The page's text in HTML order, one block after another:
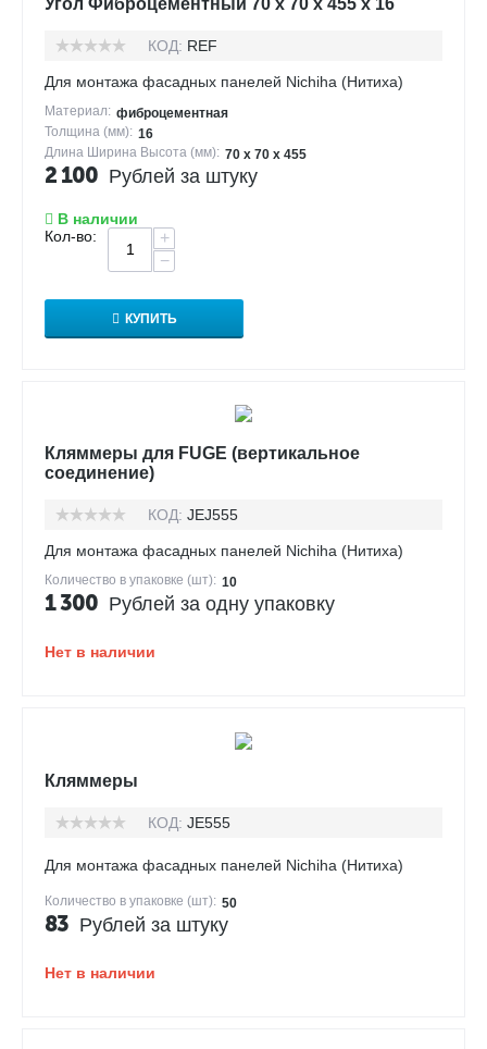
КОД: REF
Для монтажа фасадных панелей Nichiha (Нитиха)
Материал: фиброцементная
Толщина (мм): 16
Длина Ширина Высота (мм): 70 х 70 х 455
2 100 Рублей за штуку
В наличии
Кол-во:
+
−
КУПИТЬ
Кляммеры для FUGE (вертикальное
соединение)
КОД: JEJ555
Для монтажа фасадных панелей Nichiha (Нитиха)
Количество в упаковке (шт): 10
1 300 Рублей за одну упаковку
Нет в наличии
Кляммеры
КОД: JE555
Для монтажа фасадных панелей Nichiha (Нитиха)
Количество в упаковке (шт): 50
83 Рублей за штуку
Нет в наличии